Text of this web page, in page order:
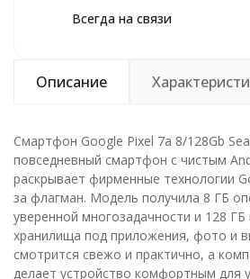
Всегда на связи
Описание
Смартфон Google Pixel 7a 8/128Gb
повседневный смартфон с чистым
раскрывает фирменные технологии
за флагман. Модель получила 8 ГБ
уверенной многозадачности и 128 ГБ
хранилища под приложения, фото и
смотрится свежо и практично, а
делает устройство комфортным для